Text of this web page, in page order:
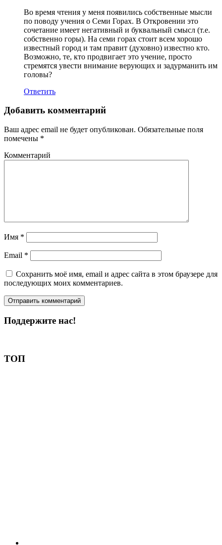
Во время чтения у меня появились собственные мысли
по поводу учения о Семи Горах. В Откровении это
сочетание имеет негативный и буквальный смысл (т.е.
собственно горы). На семи горах стоит всем хорошо
известный город и там правит (духовно) известно кто.
Возможно, те, кто продвигает это учение, просто
стремятся увести внимание верующих и задурманить им
головы?
Ответить
Добавить комментарий
Ваш адрес email не будет опубликован. Обязательные поля
помечены *
Комментарий
Имя *
Email *
Сохранить моё имя, email и адрес сайта в этом браузере для
последующих моих комментариев.
Поддержите нас!
ТОП